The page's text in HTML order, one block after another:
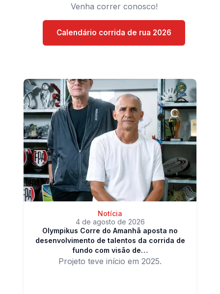
Venha correr conosco!
Calendário corrida de rua 2026
Notícia
4 de agosto de 2026
Olympikus Corre do Amanhã aposta no
desenvolvimento de talentos da corrida de
fundo com visão de…
Projeto teve início em 2025.